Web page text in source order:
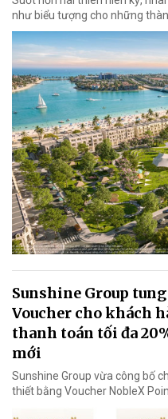
như biểu tượng cho những
Sunshine Group
Voucher cho khách
thanh toán tối đa
mới
Sunshine Group vừa công bố
thiết bằng Voucher NobleX